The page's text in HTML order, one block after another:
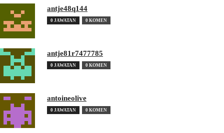
antje48q144
0 JAWATAN 0 KOMEN
antje81r7477785
0 JAWATAN 0 KOMEN
antoineolive
0 JAWATAN 0 KOMEN